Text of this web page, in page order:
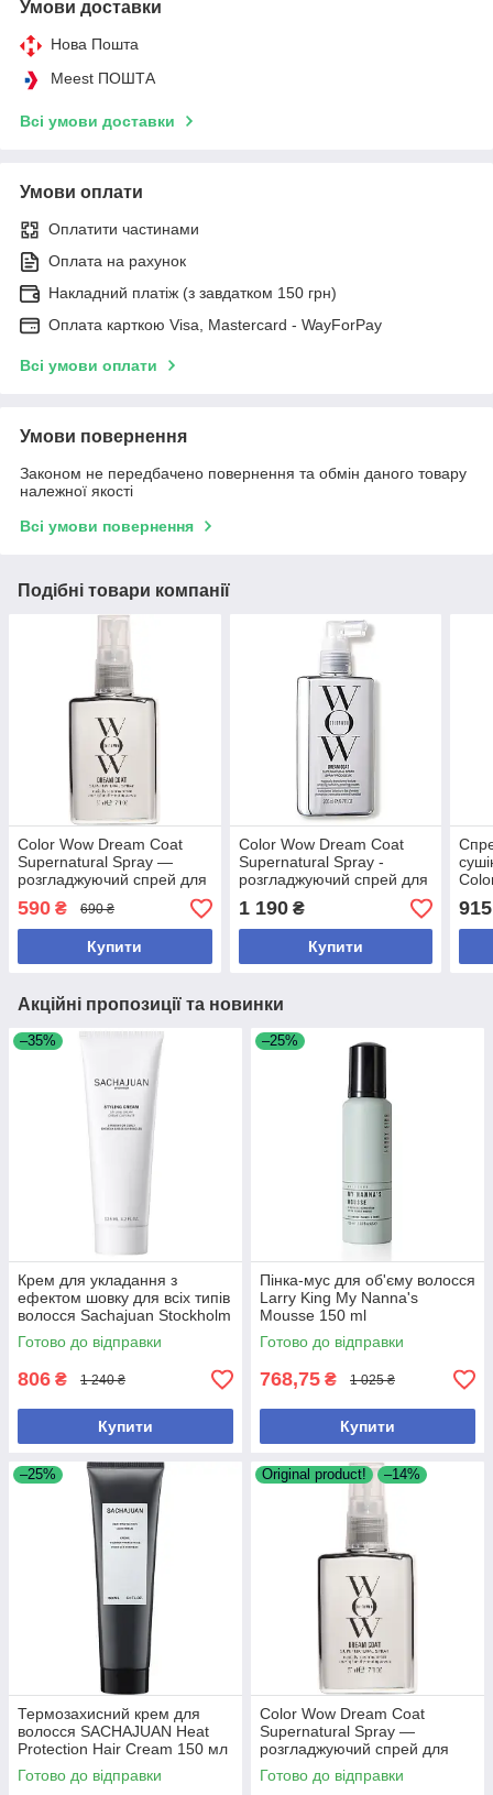
Умови доставки
Нова Пошта
Meest ПОШТА
Всі умови доставки
Умови оплати
Оплатити частинами
Оплата на рахунок
Накладний платіж (з завдатком 150 грн)
Оплата карткою Visa, Mastercard - WayForPay
Всі умови оплати
Умови повернення
Законом не передбачено повернення та обмін даного товару
належної якості
Всі умови повернення
Подібні товари компанії
Color Wow Dream Coat
Supernatural Spray —
розгладжуючий спрей для
волосся, що захищає від
вологи, 50 мл
590 ₴ 690 ₴
Купити
Color Wow Dream Coat
Supernatural Spray -
розгладжуючий спрей для
волосся, що захищає від
вологи 200мл
1 190₴
Купити
915
Акційні пропозиції та новинки
–35%
Крем для укладання з
ефектом шовку для всіх типів
волосся Sachajuan Stockholm
Styling Cream Straight Or
Curly, 125 мл
Готово до відправки
806 ₴ 1 240 ₴
Купити
–25%
Пінка-мус для об'єму волосся
Larry King My Nanna's
Mousse 150 ml
Готово до відправки
768,75 ₴ 1 025 ₴
Купити
–25%
Термозахисний крем для
волосся SACHAJUAN Heat
Protection Hair Cream 150 мл
Готово до відправки
Original product! –14%
Color Wow Dream Coat
Supernatural Spray —
розгладжуючий спрей для
волосся, що захищає від
вологи, 50 мл
Готово до відправки